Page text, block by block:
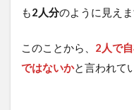
も2人分のように見え
このことから、 2人で
ではないかと言われて